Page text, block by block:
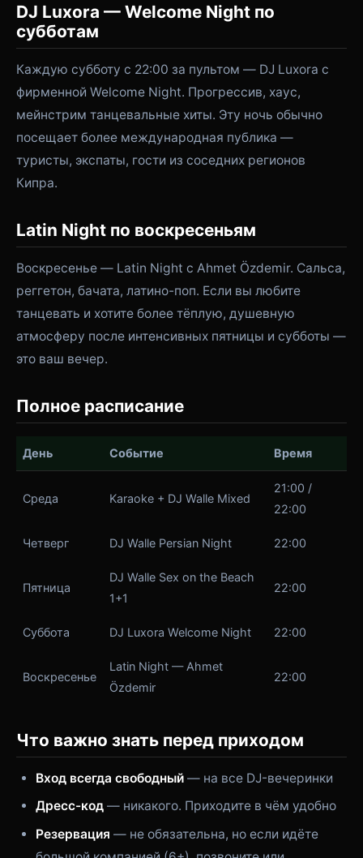
DJ Luxora — Welcome Night по
субботам
Каждую субботу с 22:00 за пультом — DJ Luxora с
фирменной Welcome Night. Прогрессив, хаус,
мейнстрим танцевальные хиты. Эту ночь обычно
посещает более международная публика —
туристы, экспаты, гости из соседних регионов
Кипра.
Latin Night по воскресеньям
Воскресенье — Latin Night с Ahmet Özdemir. Сальса,
реггетон, бачата, латино-поп. Если вы любите
танцевать и хотите более тёплую, душевную
атмосферу после интенсивных пятницы и субботы —
это ваш вечер.
Полное расписание
День Событие Время
Среда Karaoke + DJ Walle Mixed
21:00 /
22:00
Четверг DJ Walle Persian Night 22:00
Пятница
DJ Walle Sex on the Beach
1+1
22:00
Суббота DJ Luxora Welcome Night 22:00
Воскресенье
Latin Night — Ahmet
Özdemir
22:00
Что важно знать перед приходом
Вход всегда свободный — на все DJ-вечеринки
Дресс-код — никакого. Приходите в чём удобно
Резервация — не обязательна, но если идёте